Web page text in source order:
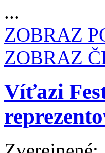
...
ZOBRAZ
ZOBRAZ
Víťazi